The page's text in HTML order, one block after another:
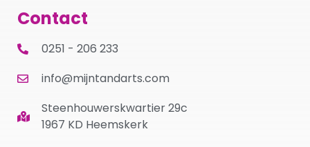
Contact
0251 - 206 233
info@mijntandarts.com
Steenhouwerskwartier 29c
1967 KD Heemskerk